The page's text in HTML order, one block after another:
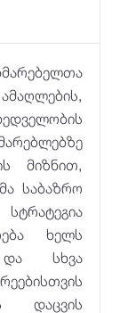
მიზნით,
საბაზრო
ხელს
და სხვა
დაცვის